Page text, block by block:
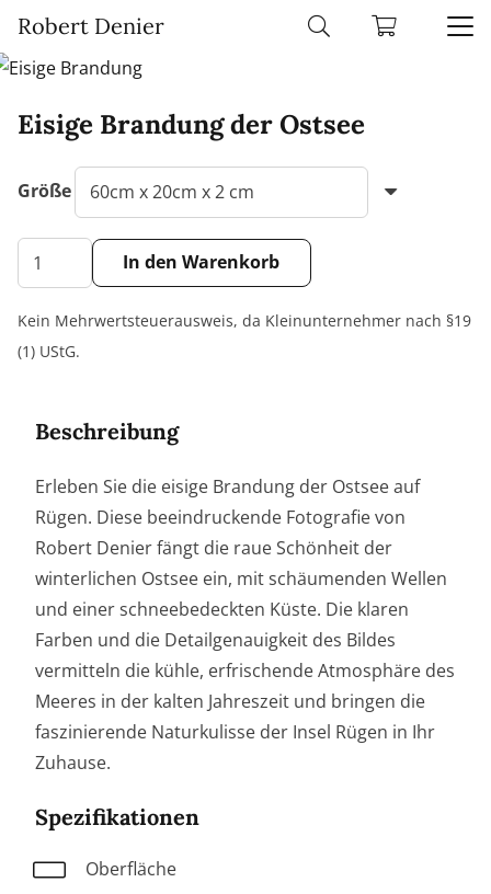
Robert Denier
Eisige Brandung der Ostsee
Größe
Eisige
Brandung
der
Ostsee
In den Warenkorb
Kein Mehrwertsteuerausweis, da Kleinunternehmer nach §19
(1) UStG.
Beschreibung
Erleben Sie die eisige Brandung der Ostsee auf
Rügen. Diese beeindruckende Fotografie von
Robert Denier fängt die raue Schönheit der
winterlichen Ostsee ein, mit schäumenden Wellen
und einer schneebedeckten Küste. Die klaren
Farben und die Detailgenauigkeit des Bildes
vermitteln die kühle, erfrischende Atmosphäre des
Meeres in der kalten Jahreszeit und bringen die
faszinierende Naturkulisse der Insel Rügen in Ihr
Zuhause.
Spezifikationen
Oberfläche